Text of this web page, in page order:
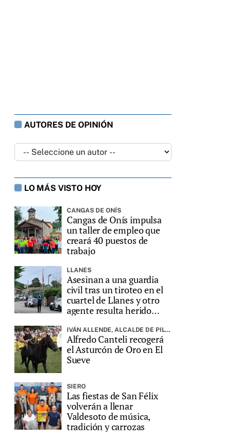
AUTORES DE OPINIÓN
LO MÁS VISTO HOY
CANGAS DE ONÍS
Cangas de Onís impulsa
un taller de empleo que
creará 40 puestos de
trabajo
LLANES
Asesinan a una guardia
civil tras un tiroteo en el
cuartel de Llanes y otro
agente resulta herido
IVÁN ALLENDE, ALCALDE DE PILOÑA, PREGONARÁ LA FIESTA
Alfredo Canteli recogerá
el Asturcón de Oro en El
Sueve
SIERO
Las fiestas de San Félix
volverán a llenar
Valdesoto de música,
tradición y carrozas